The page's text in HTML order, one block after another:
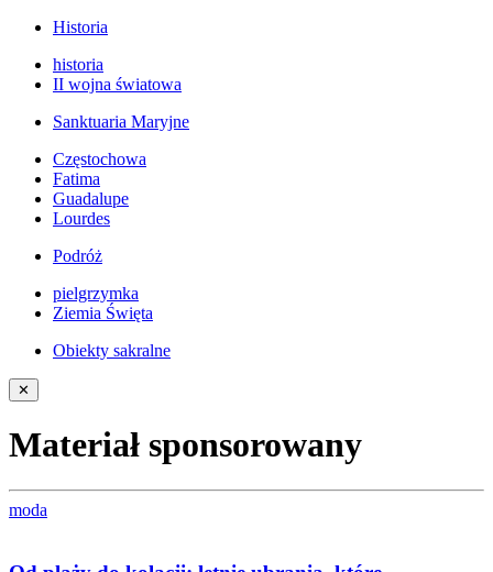
Historia
historia
II wojna światowa
Sanktuaria Maryjne
Częstochowa
Fatima
Guadalupe
Lourdes
Podróż
pielgrzymka
Ziemia Święta
Obiekty sakralne
✕
Materiał sponsorowany
moda